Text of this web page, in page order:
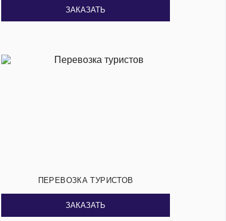
ЗАКАЗАТЬ
ПЕРЕВОЗКА ТУРИСТОВ
ЗАКАЗАТЬ